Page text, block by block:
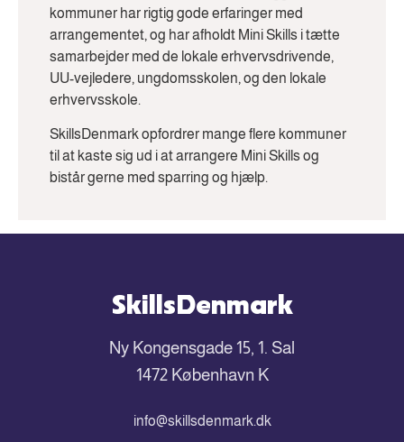
kommuner har rigtig gode erfaringer med
arrangementet, og har afholdt Mini Skills i tætte
samarbejder med de lokale erhvervsdrivende,
UU-vejledere, ungdomsskolen, og den lokale
erhvervsskole.
SkillsDenmark opfordrer mange flere kommuner
til at kaste sig ud i at arrangere Mini Skills og
bistår gerne med sparring og hjælp.
SkillsDenmark
Ny Kongensgade 15, 1. Sal
1472 København K
info@skillsdenmark.dk